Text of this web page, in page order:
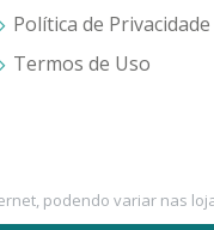
Política de Privacidade
Termos de Uso
podendo variar nas